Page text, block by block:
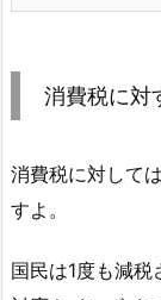
消費税に対
消費税に対して
すよ。
国民は1度も減